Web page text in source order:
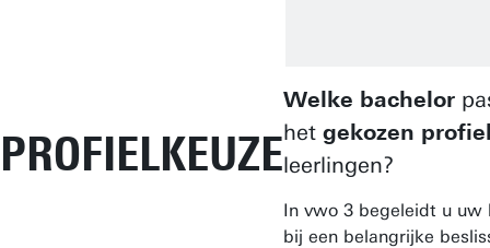
PROFIELKEUZE
Welke bachelor
het gekozen
leerlingen?
In vwo 3 begeleidt u uw
bij een belangrijke